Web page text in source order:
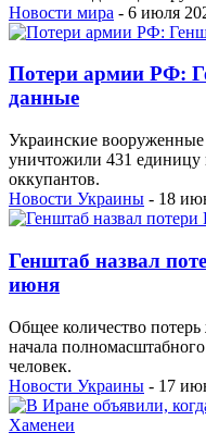
Новости мира - 6 июля
Потери армии РФ:
данные
Украинские
уничтожили 431 единицу
оккупантов.
Новости Украины - 18
Генштаб назвал
июня
Общее количество
начала
человек.
Новости Украины - 17